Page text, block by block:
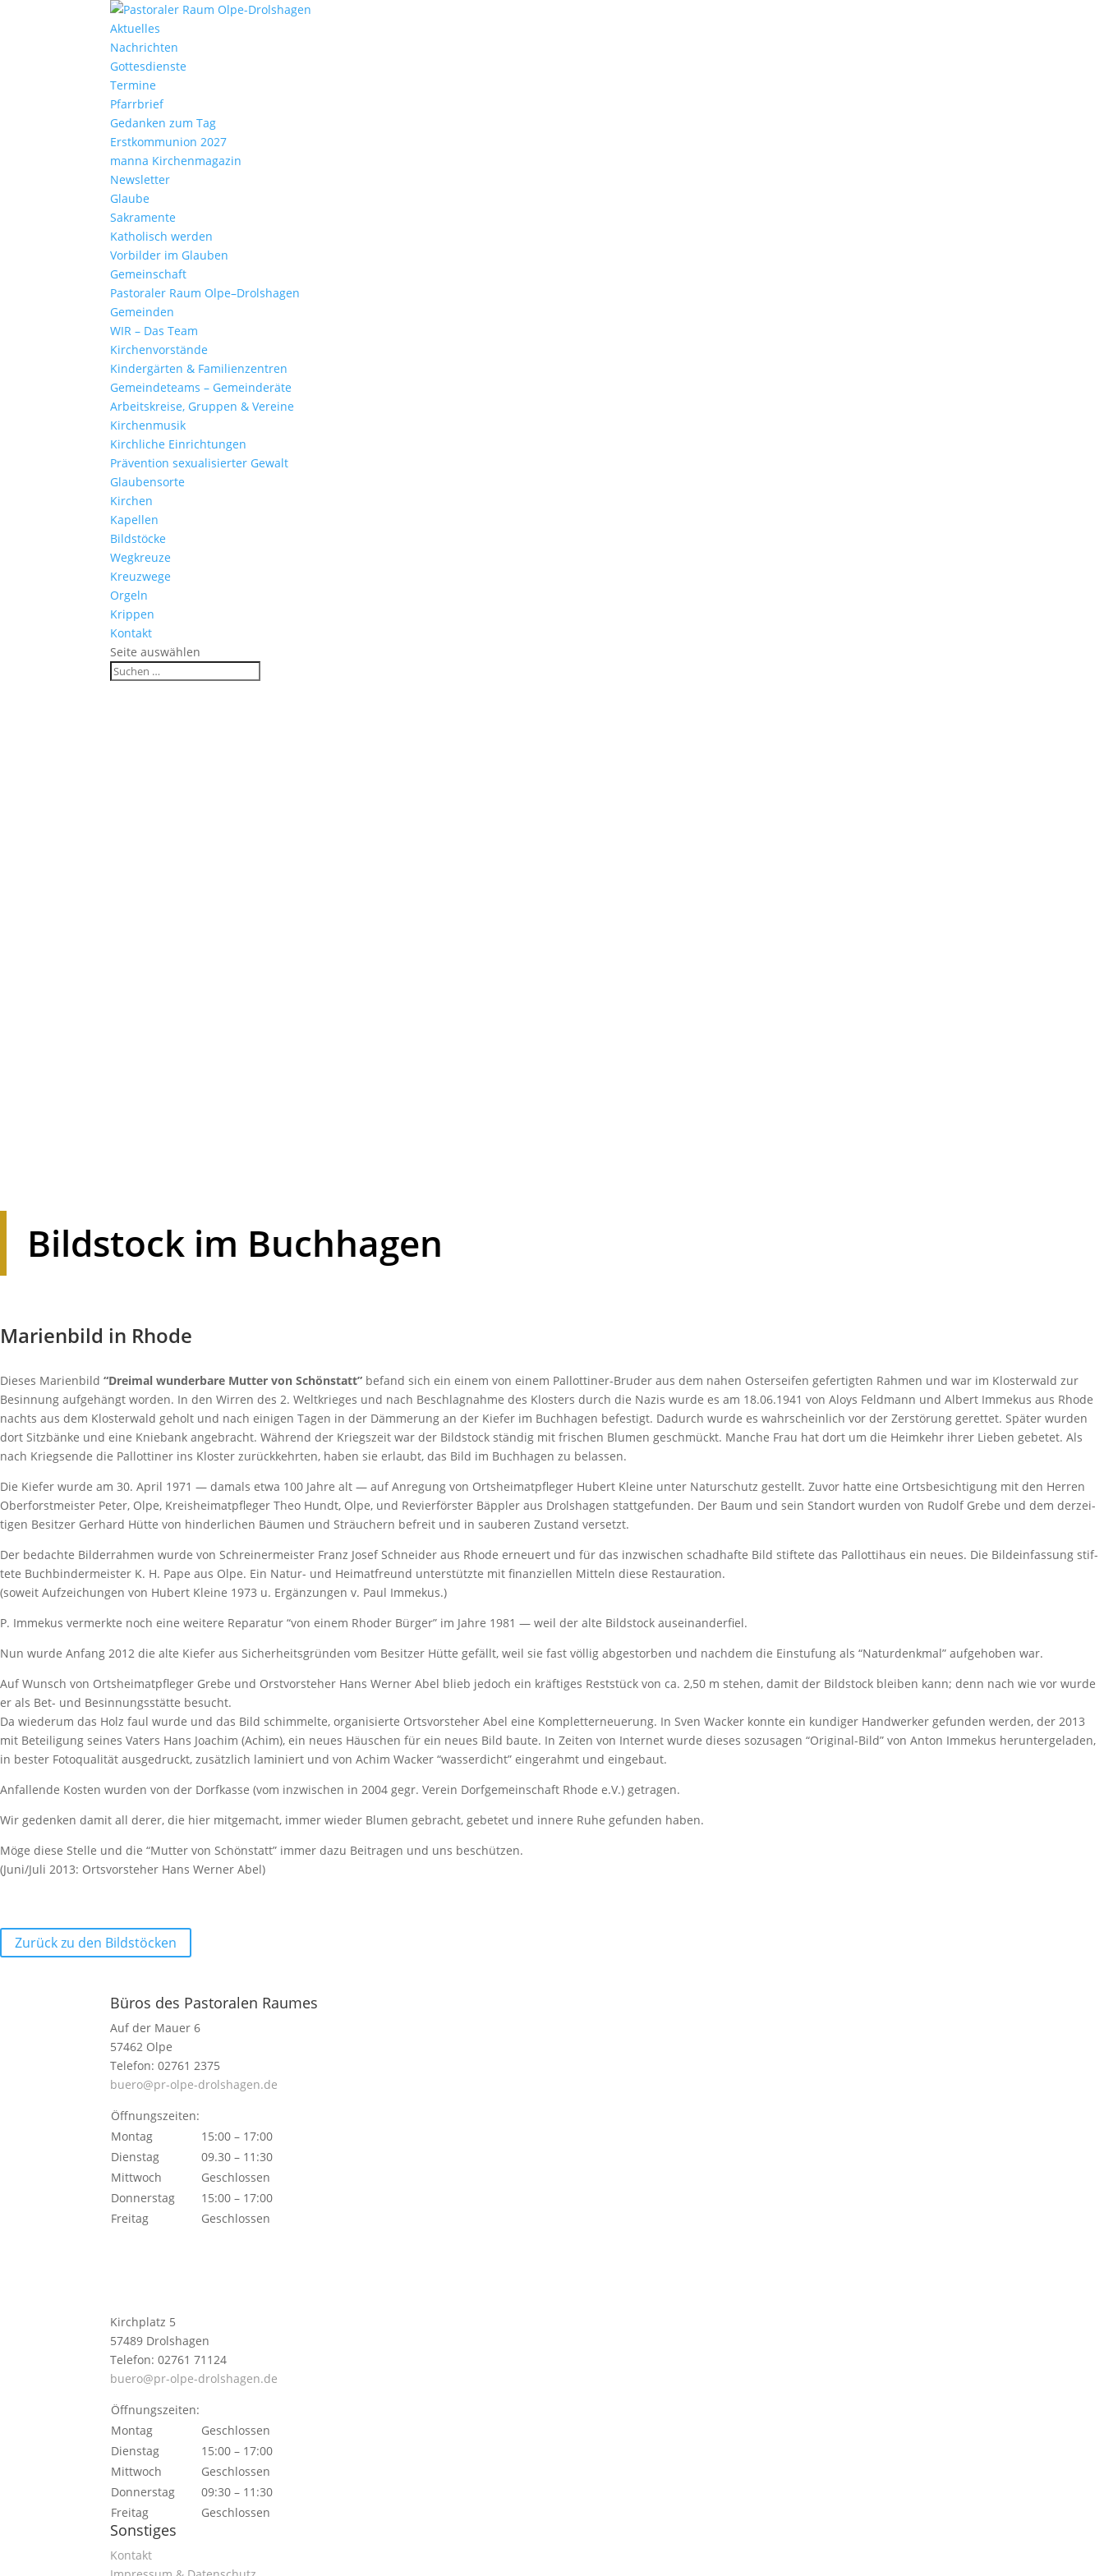
Aktu­elles
Nach­richten
Gottes­dienste
Termine
Pfarr­brief
Gedanken zum Tag
Erst­kom­mu­nion 2027
manna Kirchen­ma­gazin
News­letter
Glaube
Sakra­mente
Katho­lisch werden
Vorbilder im Glauben
Gemein­schaft
Pasto­raler Raum Olpe–Drolshagen
Gemeinden
WIR – Das Team
Kirchen­vor­stände
Kinder­gärten & Familienzentren
Gemein­de­teams – Gemeinderäte
Arbeits­kreise, Gruppen & Vereine
Kirchen­musik
Kirch­liche Einrichtungen
Präven­tion sexua­li­sierter Gewalt
Glau­ben­s­orte
Kirchen
Kapellen
Bild­stöcke
Wegkreuze
Kreuz­wege
Orgeln
Krippen
Kontakt
Seite auswählen
Bild­stock im Buchhagen
Mari­en­bild in Rhode
Dieses Mari­en­bild “Dreimal wunder­bare Mutter von Schön­statt” befand sich ein einem von einem Pallot­tiner-Bruder aus dem nahen Oster­seifen gefer­tigten Rahmen und war im Klos­ter­wald zur
Besin­nung aufge­hängt worden. In den Wirren des 2. Welt­krieges und nach Beschlag­nahme des Klos­ters durch die Nazis wurde es am 18.06.1941 von Aloys Feld­mann und Albert Immekus aus Rhode
nachts aus dem Klos­ter­wald geholt und nach einigen Tagen in der Dämme­rung an der Kiefer im Buch­hagen befes­tigt. Dadurch wurde es wahr­schein­lich vor der Zerstö­rung gerettet. Später wurden
dort Sitz­bänke und eine Knie­bank ange­bracht. Während der Kriegs­zeit war der Bild­stock ständig mit frischen Blumen geschmückt. Manche Frau hat dort um die Heim­kehr ihrer Lieben gebetet. Als
nach Kriegs­ende die Pallot­tiner ins Kloster zurück­kehrten, haben sie erlaubt, das Bild im Buch­hagen zu belassen.
Die Kiefer wurde am 30. April 1971 — damals etwa 100 Jahre alt — auf Anre­gung von Orts­hei­mat­pfleger Hubert Kleine unter Natur­schutz gestellt. Zuvor hatte eine Orts­be­sich­ti­gung mit den Herren
Ober­forst­meister Peter, Olpe, Kreis­hei­mat­pfleger Theo Hundt, Olpe, und Revier­förster Bäppler aus Drol­s­hagen statt­ge­funden. Der Baum und sein Standort wurden von Rudolf Grebe und dem derzei­
tigen Besitzer Gerhard Hütte von hinder­li­chen Bäumen und Sträu­chern befreit und in sauberen Zustand versetzt.
Der bedachte Bilder­rahmen wurde von Schrei­ner­meister Franz Josef Schneider aus Rhode erneuert und für das inzwi­schen schad­hafte Bild stif­tete das Pallot­ti­haus ein neues. Die Bild­ein­fas­sung stif­
tete Buch­bin­der­meister K. H. Pape aus Olpe. Ein Natur- und Heimat­freund unter­stützte mit finan­zi­ellen Mitteln diese Restau­ra­tion.
(soweit Aufzei­chungen von Hubert Kleine 1973 u. Ergän­zungen v. Paul Immekus.)
P. Immekus vermerkte noch eine weitere Repa­ratur “von einem Rhoder Bürger” im Jahre 1981 — weil der alte Bild­stock auseinanderfiel.
Nun wurde Anfang 2012 die alte Kiefer aus Sicher­heits­gründen vom Besitzer Hütte gefällt, weil sie fast völlig abge­storben und nachdem die Einstu­fung als “Natur­denkmal” aufge­hoben war.
Auf Wunsch von Orts­hei­mat­pfleger Grebe und Orst­vor­steher Hans Werner Abel blieb jedoch ein kräf­tiges Rest­stück von ca. 2,50 m stehen, damit der Bild­stock bleiben kann; denn nach wie vor wurde
er als Bet- und Besin­nungs­stätte besucht.
Da wiederum das Holz faul wurde und das Bild schim­melte, orga­ni­sierte Orts­vor­steher Abel eine Komplet­ter­neue­rung. In Sven Wacker konnte ein kundiger Hand­werker gefunden werden, der 2013
mit Betei­li­gung seines Vaters Hans Joachim (Achim), ein neues Häus­chen für ein neues Bild baute. In Zeiten von Internet wurde dieses sozu­sagen “Original-Bild” von Anton Immekus herun­ter­ge­laden,
in bester Foto­qua­lität ausge­druckt, zusätz­lich lami­niert und von Achim Wacker “wasser­dicht” einge­rahmt und eingebaut.
Anfal­lende Kosten wurden von der Dorf­kasse (vom inzwi­schen in 2004 gegr. Verein Dorf­ge­mein­schaft Rhode e.V.) getragen.
Wir gedenken damit all derer, die hier mitge­macht, immer wieder Blumen gebracht, gebetet und innere Ruhe gefunden haben.
Möge diese Stelle und die “Mutter von Schön­statt” immer dazu Beitragen und uns beschützen.
(Juni/Juli 2013: Orts­vor­steher Hans Werner Abel)
Zurück zu den Bildstöcken
Büros des Pastoralen Raumes
Auf der Mauer 6
57462 Olpe
Telefon: 02761 2375
buero@pr-olpe-drolshagen.de
Öffnungszeiten:
Montag
15:00 – 17:00
Dienstag
09.30 – 11:30
Mittwoch
Geschlossen
Donnerstag
15:00 – 17:00
Freitag
Geschlossen
Kirchplatz 5
57489 Drolshagen
Telefon: 02761 71124
buero@pr-olpe-drolshagen.de
Öffnungszeiten:
Montag
Geschlossen
Dienstag
15:00 – 17:00
Mittwoch
Geschlossen
Donnerstag
09:30 – 11:30
Freitag
Geschlossen
Sonstiges
Kontakt